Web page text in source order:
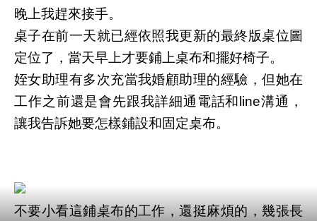
晚上我趕來接手。
桌子在前一天就已經依照我更新的最終版桌位圖
定位了，當天早上才要鋪上桌布和擺好椅子。
姪女助理有多次充當我婚顧助理的經驗，但她在
工作之前還是會先跟我詳細通電話和line溝通，
讓我告訴她要怎樣鋪設和固定桌布。
不要小看這鋪桌布的工作，還挺麻煩的，幾張長